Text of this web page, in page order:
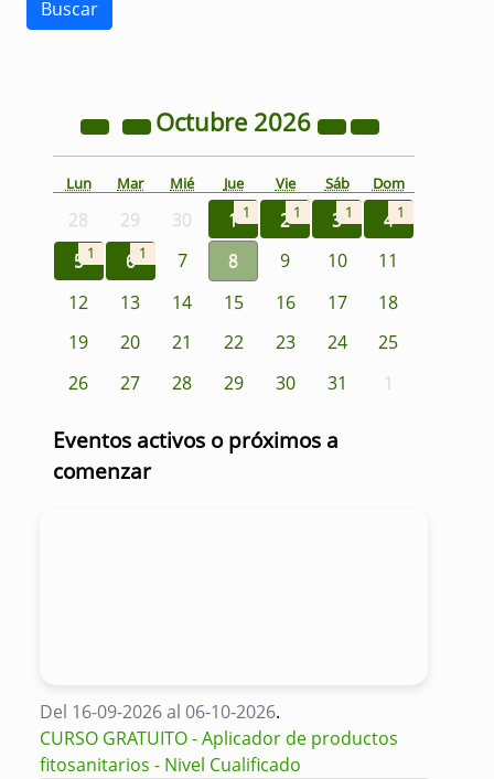
Octubre 2026
Lun Mar Mié Jue Vie Sáb Dom
28 29 30 1 1 2 1 3 1 4 1
5 1 6 1 7 8 9 10
11
12
13 14 15 16 17
18
19
20 21 22 23 24
25
26
27 28 29 30 31 1
Eventos activos o próximos a
comenzar
Del 16-09-2026 al 06-10-2026.
CURSO GRATUITO - Aplicador de productos
fitosanitarios - Nivel Cualificado